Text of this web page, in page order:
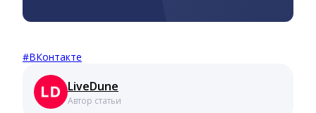
#ВКонтакте
Автор статьи
LiveDune